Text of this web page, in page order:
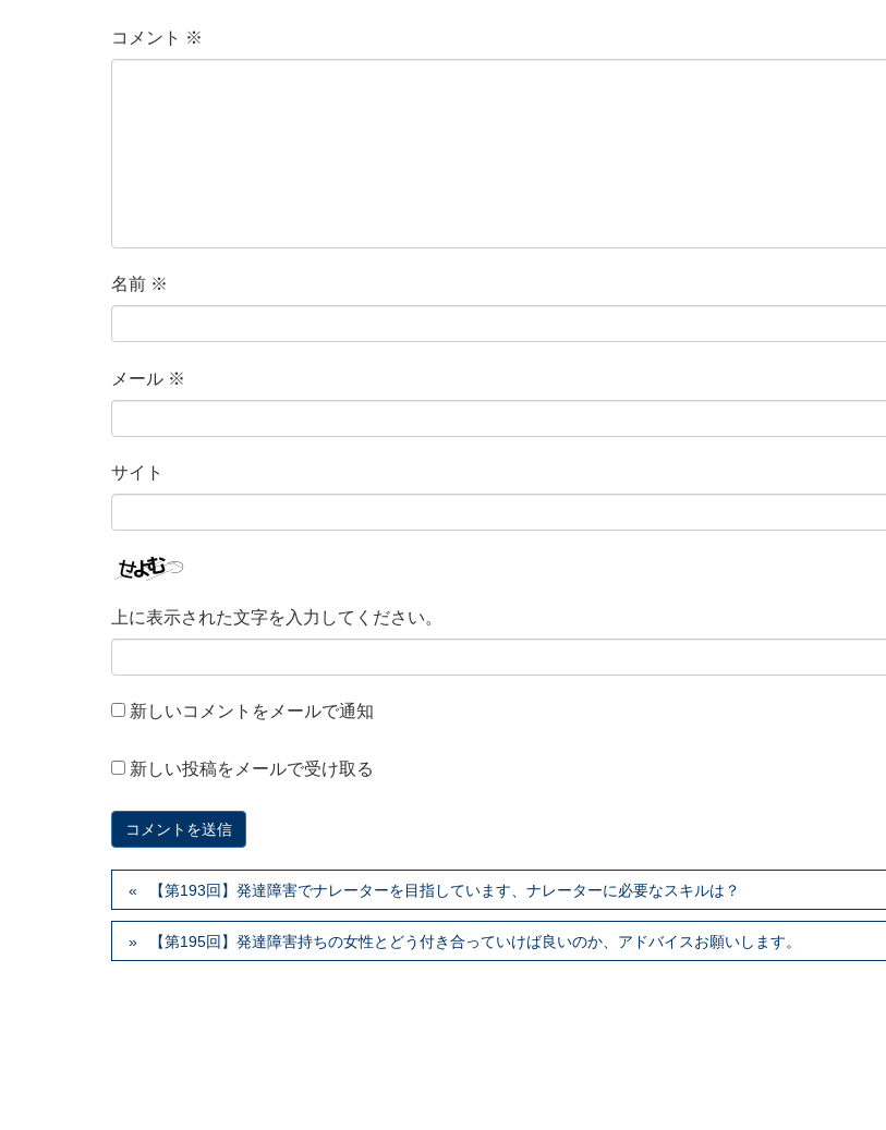
コメント ※
名前 ※
メール ※
サイト
上に表示された文字を入力してください。
新しいコメントをメールで通知
新しい投稿をメールで受け取る
【第193回】発達障害でナレーターを目指しています、ナレーターに必要なスキルは？
【第195回】発達障害持ちの女性とどう付き合っていけば良いのか、アドバイスお願いします。